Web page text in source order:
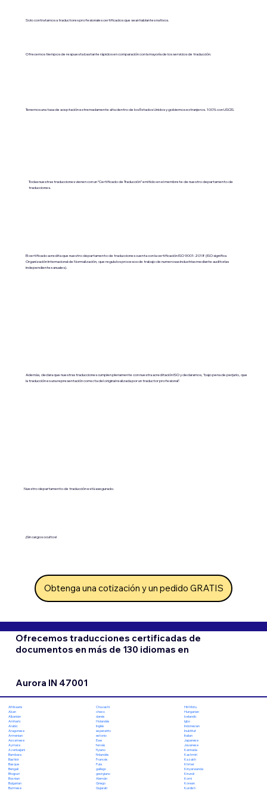
Solo contratamos a traductores profesionales certificados que sean hablantes nativos.
Ofrecemos tiempos de respuesta bastante rápidos en comparación con la mayoría de los servicios de traducción.
Tenemos una tasa de aceptación extremadamente alta dentro de los Estados Unidos y gobiernos extranjeros. 100% con USCIS.
Todas nuestras traducciones vienen con un “Certificado de Traducción” emitido en el membrete de nuestro departamento de
traducciones.
El certificado acredita que nuestro departamento de traducciones cuenta con la certificación ISO 9001:2018 (ISO significa
Organización Internacional de Normalización, que regula los procesos de trabajo de numerosas industrias mediante auditorías
independientes anuales).
Además, declara que nuestras traducciones cumplen plenamente con nuestra acreditación ISO y declaramos, "bajo pena de perjurio, que
la traducción es una representación correcta del original realizada por un traductor profesional".
Nuestro departamento de traducción está asegurado.
¡Sin cargos ocultos!
Obtenga una cotización y un pedido GRATIS
Ofrecemos traducciones certificadas de
documentos en más de 130 idiomas en
Aurora IN 47001
Afrikaans
Akan
Albanian
Amharic
Arabic
Aragonese
Armenian
Assamese
Aymara
Azerbaijani
Bambara
Bashkir
Basque
Bengali
Bhojpuri
Bosnian
Bulgarian
Burmese
Chuvashi
checo
danés
Holandés
Inglés
esperanto
estonio
Ewe
feroés
fiyiano
finlandés
Francés
Fula
gallego
georgiano
Alemán
Griego
Gujarati
Hiri Motu
Hungarian
Icelandic
Igbo
Indonesian
Inuktitut
Italian
Japanese
Javanese
Kannada
Kashmiri
Kazakh
Khmer
Kinyarwanda
Kirundi
Komi
Korean
Kurdish